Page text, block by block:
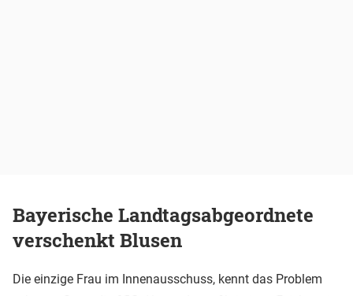
Bayerische Landtagsabgeordnete
verschenkt Blusen
Die einzige Frau im Innenausschuss, kennt das Problem